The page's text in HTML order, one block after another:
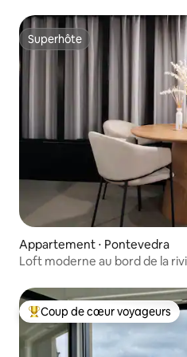
Superhôte
Superhôte
Appartement ⋅ Pontevedra
Loft moderne au bord de la
Coups de cœur voyageurs les
Coup de cœur voyageurs